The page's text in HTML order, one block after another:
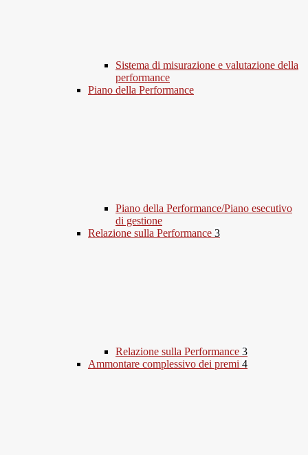
Sistema di misurazione e valutazione della
performance
Piano della Performance
Piano della Performance/Piano esecutivo
di gestione
Relazione sulla Performance 3
Relazione sulla Performance 3
Ammontare complessivo dei premi 4